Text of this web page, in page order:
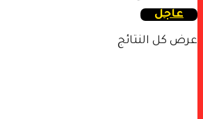
عاجل
عرض كل النتائج